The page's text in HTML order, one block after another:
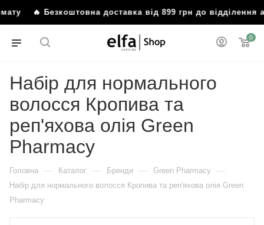
🔥 Безкоштовна доставка від 899 грн до відділення
0
Набір для нормального
волосся Кропива та
реп'яхова олія Green
Pharmacy
Головна — Каталог — Бренди — Green Pharmacy —
Набір для нормального волосся Кропива та реп'яхова олія Green
Pharmacy